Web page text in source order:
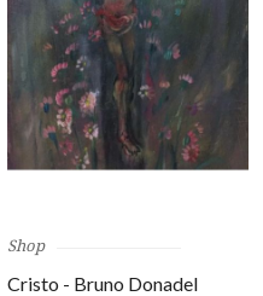
Shop
Cristo - Bruno Donadel